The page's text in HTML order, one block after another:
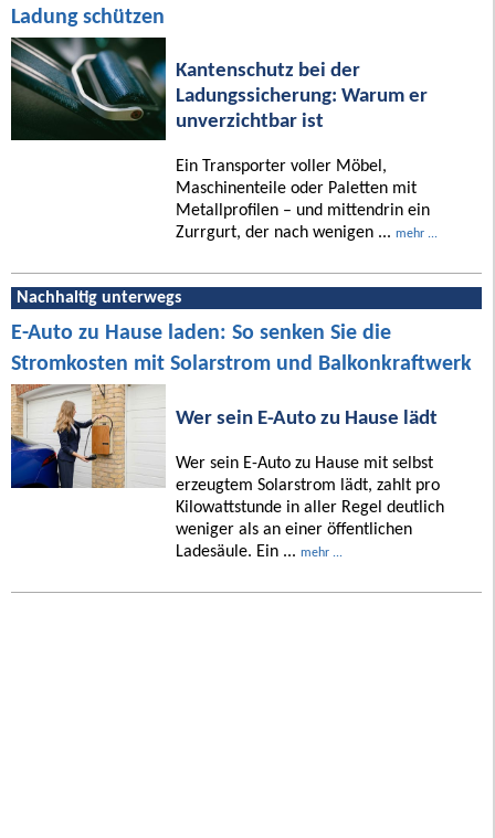
Ladung schützen
Kantenschutz bei der
Ladungssicherung: Warum er
unverzichtbar ist
Ein Transporter voller Möbel,
Maschinenteile oder Paletten mit
Metallprofilen – und mittendrin ein
Zurrgurt, der nach wenigen ... mehr ...
Nachhaltig unterwegs
E-Auto zu Hause laden: So senken Sie die
Stromkosten mit Solarstrom und Balkonkraftwerk
Wer sein E-Auto zu Hause lädt
Wer sein E-Auto zu Hause mit selbst
erzeugtem Solarstrom lädt, zahlt pro
Kilowattstunde in aller Regel deutlich
weniger als an einer öffentlichen
Ladesäule. Ein ... mehr ...